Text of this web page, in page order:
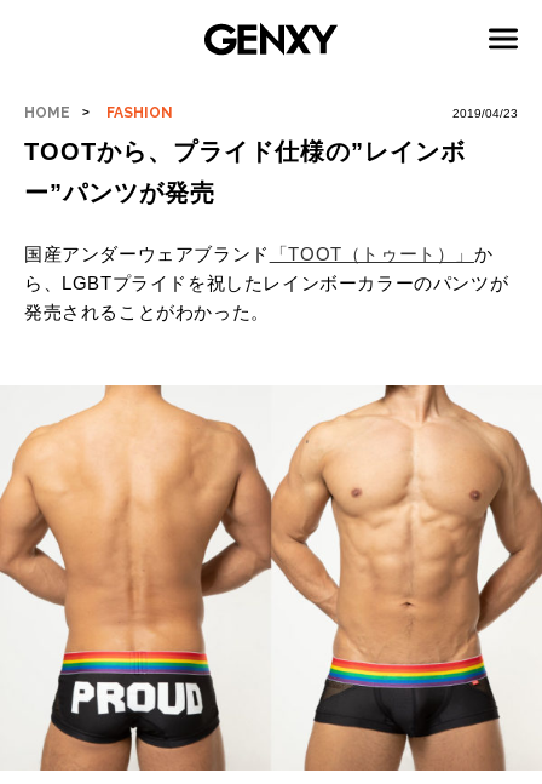
HOME FASHION 2019/04/23
TOOTから、プライド仕様の”レインボ
ー”パンツが発売
国産アンダーウェアブランド 「TOOT（トゥート）」か
ら、LGBTプライドを祝したレインボーカラーのパンツが
発売されることがわかった。